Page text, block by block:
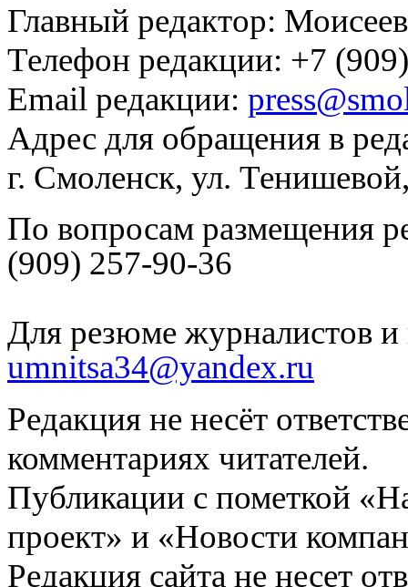
Главный редактор:
Телефон редакции: +7
Email редакции:
Адрес для обращения в
г. Смоленск, ул.
По вопросам размещения
(909) 257-90-36
Для резюме журналистов и
umnitsa34@yandex.ru
Редакция не несёт
комментариях читателей.
Публикации с пометкой
проект» и «Новости
Редакция сайта не несет